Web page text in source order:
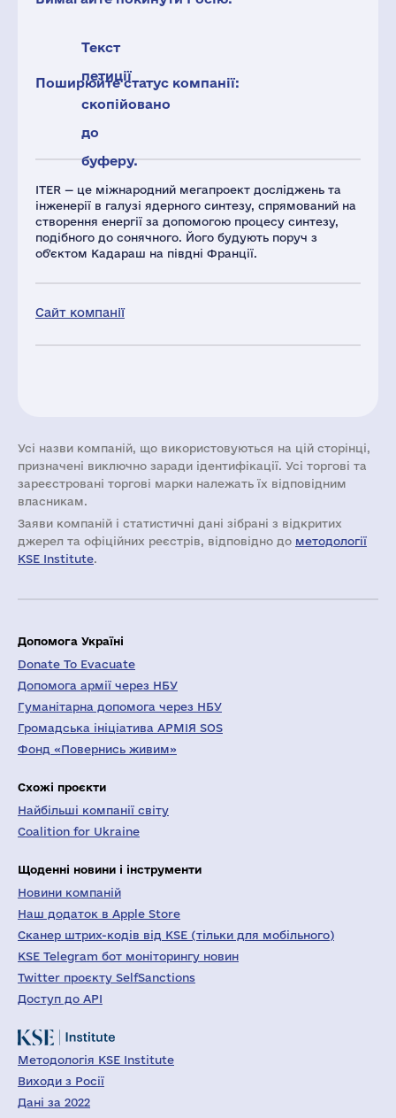
ITER — це міжнародний мегапроект досліджень та
інженерії в галузі ядерного синтезу, спрямований на
створення енергії за допомогою процесу синтезу,
подібного до сонячного. Його будують поруч з
об'єктом Кадараш на півдні Франції.
Сайт компанії
Текст
петиції
скопійовано
до
буферу.
Поширюйте статус компанії:
Усі назви компаній, що використовуються на цій сторінці,
призначені виключно заради ідентифікації. Усі торгові та
зареєстровані торгові марки належать їх відповідним
власникам.
Заяви компаній i статистичні дані зібрані з відкритих
джерел та офіційних реєстрів, відповідно до методології
KSE Institute.
Допомога Україні
Donate To Evacuate
Допомога армії через НБУ
Гуманітарна допомога через НБУ
Громадська ініціатива АРМІЯ SOS
Фонд «Повернись живим»
Схожі проєкти
Найбільші компанії світу
Coalition for Ukraine
Щоденні новини і інструменти
Новини компаній
Наш додаток в Apple Store
Сканер штрих-кодів від KSE (тільки для мобільного)
KSE Telegram бот моніторингу новин
Twitter проєкту SelfSanctions
Доступ до API
Методологія KSE Institute
Виходи з Росії
Дані за 2022